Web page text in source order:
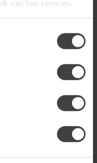
van hun services.
bestelling